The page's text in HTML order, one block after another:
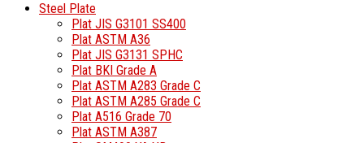
Steel Plate
Plat JIS G3101 SS400
Plat ASTM A36
Plat JIS G3131 SPHC
Plat BKI Grade A
Plat ASTM A283 Grade C
Plat ASTM A285 Grade C
Plat A516 Grade 70
Plat ASTM A387